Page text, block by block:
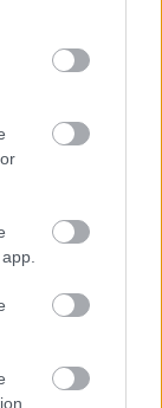
a
canary
egy
a
lett.
és
magát az
York-i